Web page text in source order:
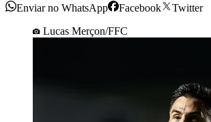
Enviar no WhatsApp Facebook
Twitter
Lucas Merçon/FFC